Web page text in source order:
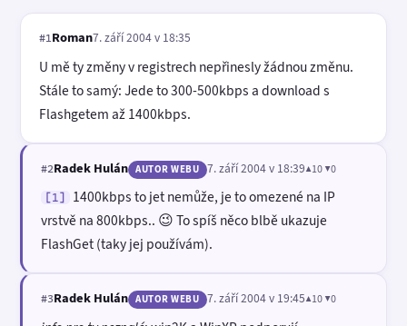
#1Roman7. září 2004 v 18:35
U mě ty změny v registrech nepřinesly žádnou změnu.
Stále to samý: Jede to 300-500kbps a download s
Flashgetem až 1400kbps.
#2Radek Hulán AUTOR WEBU 7. září 2004 v 18:39▲10 ▼0
[1]
1400kbps to jet nemůže, je to omezené na IP
vrstvě na 800kbps.. 😉 To spíš něco blbě ukazuje
FlashGet (taky jej používám).
#3Radek Hulán AUTOR WEBU 7. září 2004 v 19:45▲10 ▼0